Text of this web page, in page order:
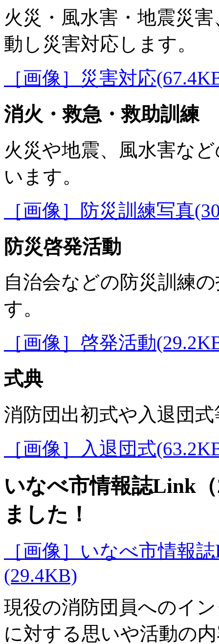
火災・風水害・地震災
動し災害対応します。
［画像］災害対応
消火・救急・救助訓練
火災や地震、風水害な
います。
［画像］防災訓練写真
防災啓発活動
自治会などの防災訓練
す。
［画像］啓発活動
式典
消防団出初式や入退団
［画像］入退団式
いなべ市情報誌Link
ました！
［画像］いなべ市情報
(29.4KB)
現役の消防団員へのイ
に対する思いや活動の